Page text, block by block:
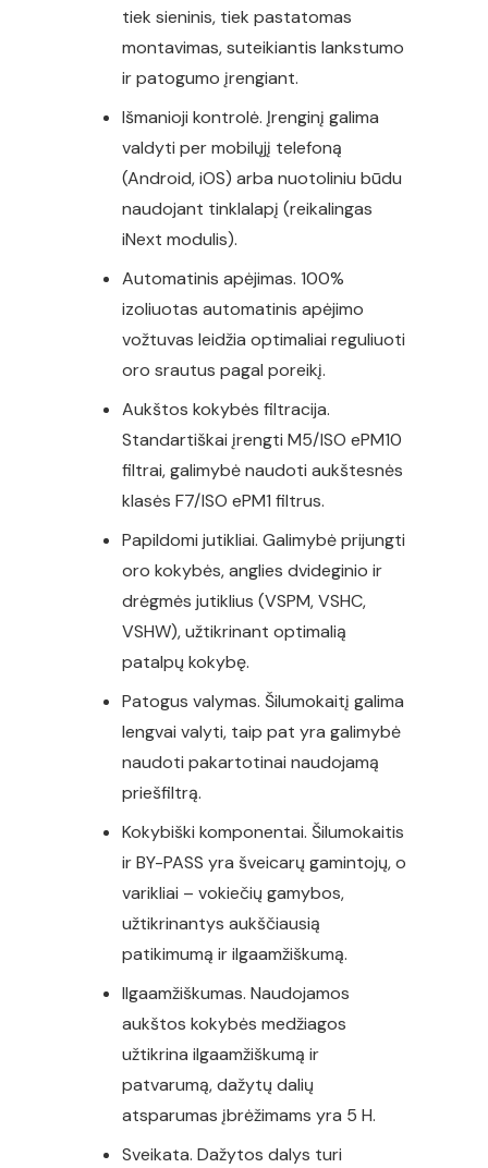
tiek sieninis, tiek pastatomas
montavimas, suteikiantis lankstumo
ir patogumo įrengiant.
Išmanioji kontrolė. Įrenginį galima
valdyti per mobilųjį telefoną
(Android, iOS) arba nuotoliniu būdu
naudojant tinklalapį (reikalingas
iNext modulis).
Automatinis apėjimas. 100%
izoliuotas automatinis apėjimo
vožtuvas leidžia optimaliai reguliuoti
oro srautus pagal poreikį.
Aukštos kokybės filtracija.
Standartiškai įrengti M5/ISO ePM10
filtrai, galimybė naudoti aukštesnės
klasės F7/ISO ePM1 filtrus.
Papildomi jutikliai. Galimybė prijungti
oro kokybės, anglies dvideginio ir
drėgmės jutiklius (VSPM, VSHC,
VSHW), užtikrinant optimalią
patalpų kokybę.
Patogus valymas. Šilumokaitį galima
lengvai valyti, taip pat yra galimybė
naudoti pakartotinai naudojamą
priešfiltrą.
Kokybiški komponentai. Šilumokaitis
ir BY-PASS yra šveicarų gamintojų, o
varikliai – vokiečių gamybos,
užtikrinantys aukščiausią
patikimumą ir ilgaamžiškumą.
Ilgaamžiškumas. Naudojamos
aukštos kokybės medžiagos
užtikrina ilgaamžiškumą ir
patvarumą, dažytų dalių
atsparumas įbrėžimams yra 5 H.
Sveikata. Dažytos dalys turi